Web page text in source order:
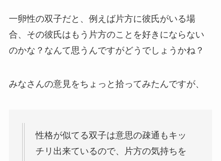
一卵性の双子だと、例えば片方に彼氏がいる場
合、その彼氏はもう片方のことを好きにならない
のかな？なんて思うんですがどうでしょうかね？
みなさんの意見をちょっと拾ってみたんですが、
性格が似てる双子は意思の疎通もキッ
チリ出来ているので、片方の気持ちを